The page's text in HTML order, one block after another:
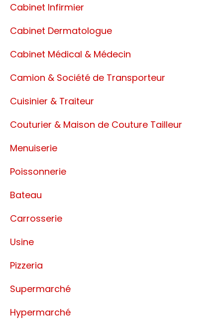
Cabinet Infirmier
Cabinet Dermatologue
Cabinet Médical & Médecin
Camion & Société de Transporteur
Cuisinier & Traiteur
Couturier & Maison de Couture Tailleur
Menuiserie
Poissonnerie
Bateau
Carrosserie
Usine
Pizzeria
Supermarché
Hypermarché